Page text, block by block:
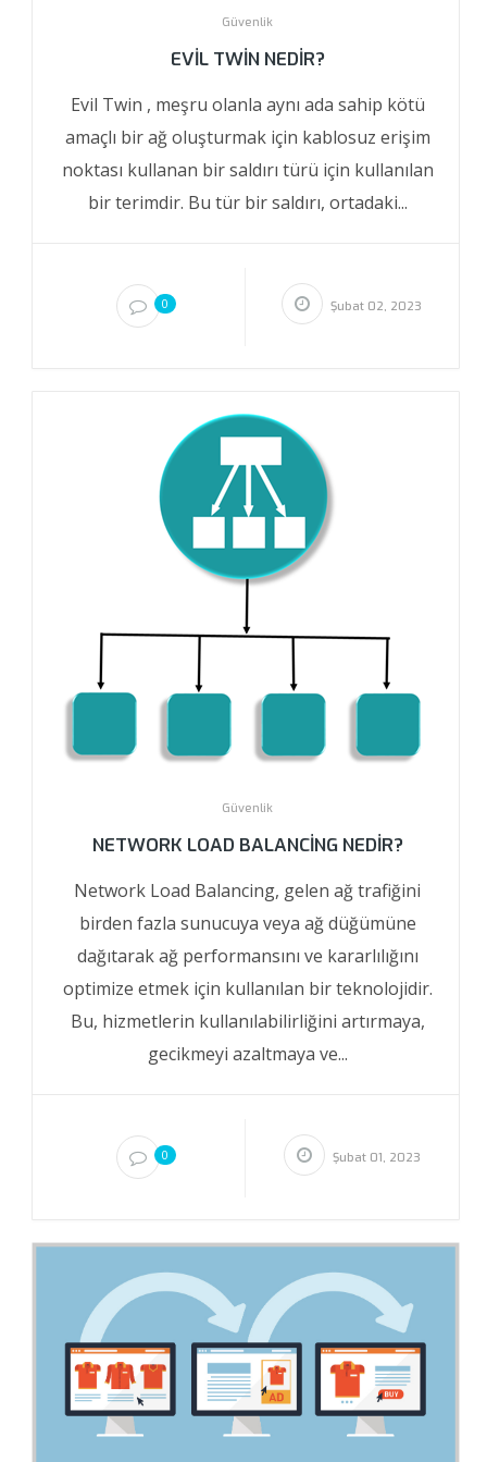
Güvenlik
EVIL TWIN NEDIR?
Evil Twin , meşru olanla aynı ada sahip kötü
amaçlı bir ağ oluşturmak için kablosuz erişim
noktası kullanan bir saldırı türü için kullanılan
bir terimdir. Bu tür bir saldırı, ortadaki...
0 Şubat 02, 2023
Güvenlik
NETWORK LOAD BALANCING NEDIR?
Network Load Balancing, gelen ağ trafiğini
birden fazla sunucuya veya ağ düğümüne
dağıtarak ağ performansını ve kararlılığını
optimize etmek için kullanılan bir teknolojidir.
Bu, hizmetlerin kullanılabilirliğini artırmaya,
gecikmeyi azaltmaya ve...
0 Şubat 01, 2023